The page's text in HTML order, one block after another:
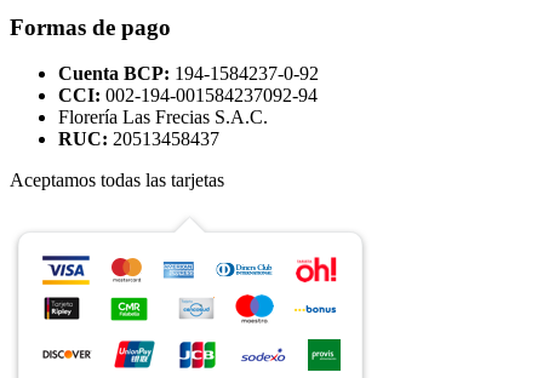
Formas de pago
Cuenta BCP: 194-1584237-0-92
CCI: 002-194-001584237092-94
Florería Las Frecias S.A.C.
RUC: 20513458437
Aceptamos todas las tarjetas